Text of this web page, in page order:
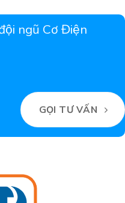
ngũ Cơ Điện
GỌI TƯ VẤN